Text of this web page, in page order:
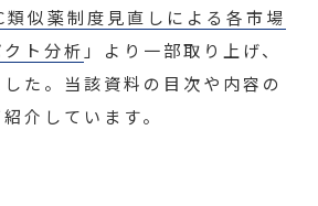
類似薬制度見直しによる各市場
ト分析 」より一部取り上げ、
た。当該資料の目次や内容の
介しています。